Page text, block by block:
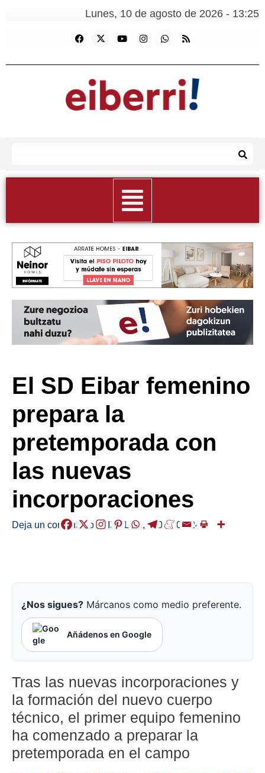
Lunes, 10 de agosto de 2026 - 13:25
El SD Eibar femenino
prepara la
pretemporada con
las nuevas
incorporaciones
Deja un comentario /KIROLAK , /2024-07-24
¿Nos sigues? Márcanos como medio preferente.
Añádenos en Google
Tras las nuevas incorporaciones y
la formación del nuevo cuerpo
técnico, el primer equipo femenino
ha comenzado a preparar la
pretemporada en el campo